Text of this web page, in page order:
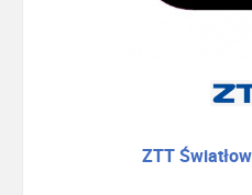
ZTT